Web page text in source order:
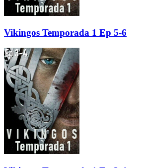
Vikingos Temporada 1 Ep 5-6